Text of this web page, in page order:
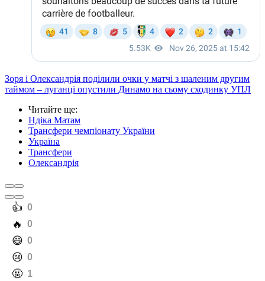
Зоря і Олександрія поділили очки у матчі з шаленим другим
таймом – луганці опустили Динамо на сьому сходинку УПЛ
Читайте ще:
Ндіка Матам
Трансфери чемпіонату України
Україна
Трансфери
Олександрія
️👍 0
️🔥 0
️😄 0
️😢 0
️🤬 1